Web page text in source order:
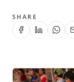
SHARE